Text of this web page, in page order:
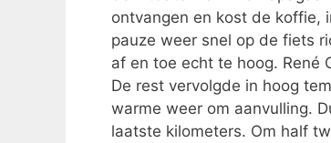
ontvangen en kost de koffie,
pauze weer snel op de fiets
af en toe echt te hoog. René
De rest vervolgde in hoog
warme weer om aanvulling.
laatste kilometers. Om half